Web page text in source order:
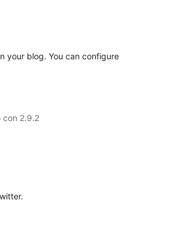
your blog. You can configure
con 2.9.2